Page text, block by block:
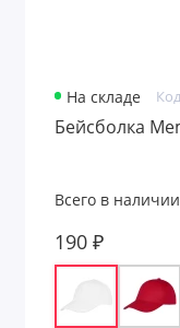
Свитшоты
Толстовки
Уход за обувью
На складе
Бейсболка
Всего в
190 ₽